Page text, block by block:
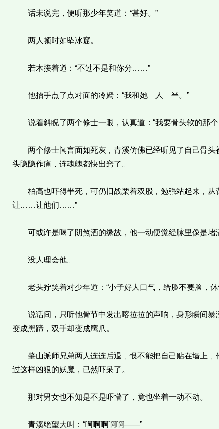
话未说完，便听那少年笑道：“甚好。”
两人顿时如坠冰窟。
若木接着道：“不过不是和你分……”
他抬手点了点对面的冷嫣：“我和她一人一半。”
说着斜睨了两个修士一眼，认真道：“我要骨头软的那个
两个修士闻言面如死灰，青溪仿佛已经听见了自己骨头
头隐隐作痛，连魂魄都快出窍了。
柏高也吓得半死，可仍旧战栗着双股，勉强站起来，从
让……让他们……”
可或许是喝了阴煞酒的缘故，他一动便觉经脉里像是堵
没人理会他。
老头狞笑着对少年道：“小子好大口气，给脸不要脸，休
说话间，只听他骨节中发出喀拉拉的声响，身形瞬间暴
变成黑蹄，双手却变成鹰爪。
肇山派师兄弟两人连连后退，恨不能把自己贴在墙上，
过这样凶狠的妖魔，已然吓呆了。
那对男女也不知是不是吓懵了，竟也坐着一动不动。
青溪绝望大叫：“啊啊啊啊啊——”